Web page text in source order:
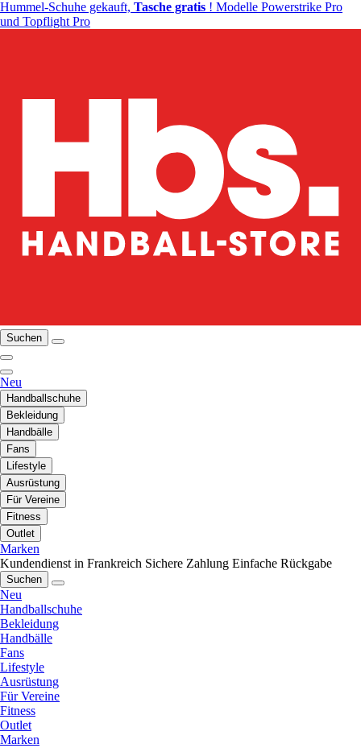
Hummel-Schuhe gekauft, Tasche gratis ! Modelle Powerstrike Pro
und Topflight Pro
Suchen
Neu
Handballschuhe
Bekleidung
Handbälle
Fans
Lifestyle
Ausrüstung
Für Vereine
Fitness
Outlet
Marken
Kundendienst in Frankreich Sichere Zahlung Einfache Rückgabe
Suchen
Neu
Handballschuhe
Bekleidung
Handbälle
Fans
Lifestyle
Ausrüstung
Für Vereine
Fitness
Outlet
Marken